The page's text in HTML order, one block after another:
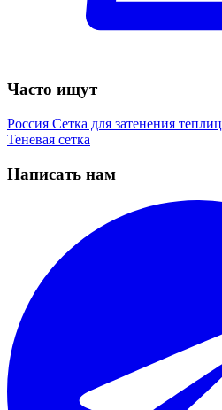
Часто ищут
Россия Сетка для затенения теплиц
Теневая сетка
Написать нам